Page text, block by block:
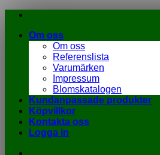
Skip
contentOm oss
Om oss
Referenslista
Varumärken
Impressum
Blomskatalogen
Kundanpassade produkter
Köpvillkor
Kontakta oss
Logga in